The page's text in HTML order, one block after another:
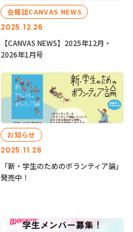
2025.12.26
会報誌CANVAS NEWS
【CANVAS NEWS】2025年12月・
2026年1月号
2025.11.28
お知らせ
「新・学生のためのボランティア論」
発売中！